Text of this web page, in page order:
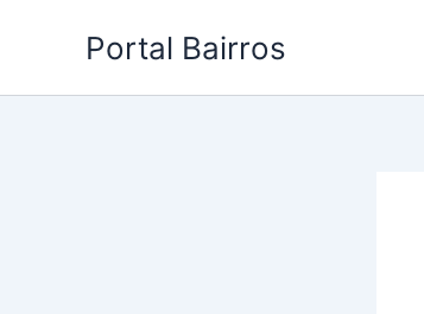
Portal Bairros